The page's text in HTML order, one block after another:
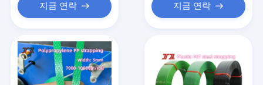
지금 연락 지금 연락